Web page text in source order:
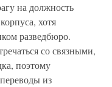
на должность
хотя
разведбюро.
со связными,
поэтому
из